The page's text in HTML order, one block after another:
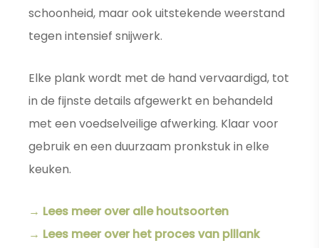
schoonheid, maar ook uitstekende weerstand
tegen intensief snijwerk.
Elke plank wordt met de hand vervaardigd, tot
in de fijnste details afgewerkt en behandeld
met een voedselveilige afwerking. Klaar voor
gebruik en een duurzaam pronkstuk in elke
keuken.
→ Lees meer over alle houtsoorten
→ Lees meer over het proces van plllank